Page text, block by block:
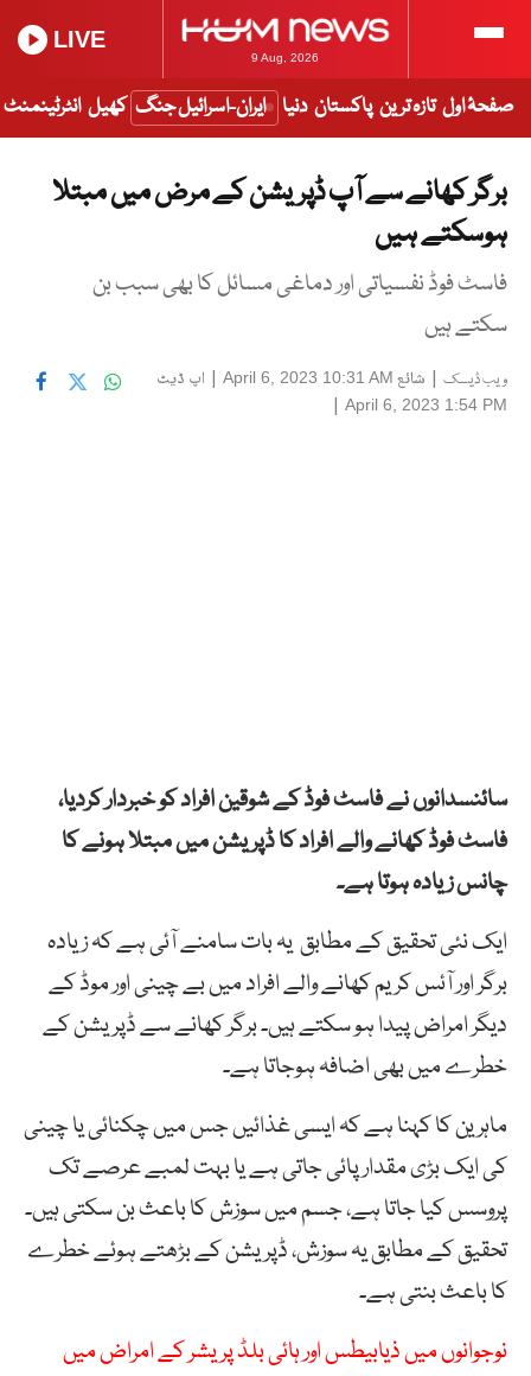
9 Aug, 2026
LIVE
صفحۂ اول تازہ ترین پاکستان دنیا ایران-اسرائیل جنگ کھیل انٹرٹینمنٹ
برگر کھانے سے آپ ڈپریشن کے مرض میں مبتلا
ہوسکتے ہیں
فاسٹ فوڈ نفسیاتی اور دماغی مسائل کا بھی سبب بن
سکتے ہیں
ویب ڈیسک | شائع April 6, 2023 10:31 AM
| اپ ڈیٹ
April 6, 2023 1:54 PM
|
سائنسدانوں نے فاسٹ فوڈ کے شوقین افراد کو خبردار کردیا،
فاسٹ فوڈ کھانے والے افراد کا ڈپریشن میں مبتلا ہونے کا
چانس زیادہ ہوتا ہے۔
ایک نئی تحقیق کے مطابق یہ بات سامنے آئی ہے کہ زیادہ
برگر اور آئس کریم کھانے والے افراد میں بے چینی اور موڈ کے
دیگر امراض پیدا ہو سکتے ہیں۔ برگر کھانے سے ڈپریشن کے
خطرے میں بھی اضافہ ہوجاتا ہے۔
ماہرین کا کہنا ہے کہ ایسی غذائیں جس میں چکنائی یا چینی
کی ایک بڑی مقدار پائی جاتی ہے یا بہت لمبے عرصے تک
پروسس کیا جاتا ہے، جسم میں سوزش کا باعث بن سکتی ہیں۔
تحقیق کے مطابق یہ سوزش، ڈپریشن کے بڑھتے ہوئے خطرے
کا باعث بنتی ہے۔
نوجوانوں میں ذیابیطس اور ہائی بلڈ پریشر کے امراض میں